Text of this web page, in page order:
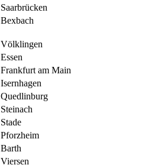
Saarbrücken
Bexbach
Völklingen
Essen
Frankfurt am Main
Isernhagen
Quedlinburg
Steinach
Stade
Pforzheim
Barth
Viersen